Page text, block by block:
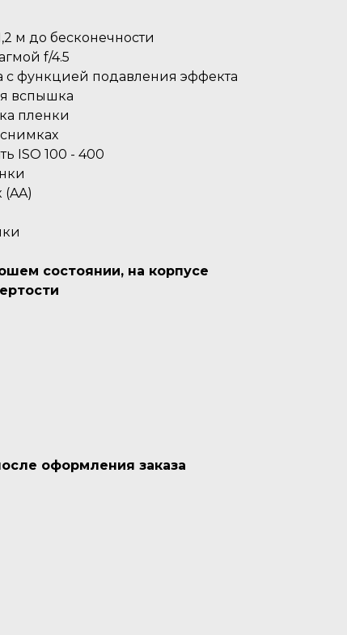
м до бесконечности
f/4.5
с функцией подавления эффекта
вспышка
пленки
ISO 100 - 400
(AA)
состоянии, на корпусе
оформления заказа